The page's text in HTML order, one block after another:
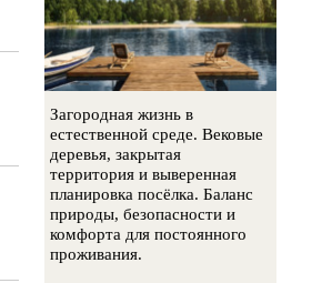
Загородная жизнь в
естественной среде. Вековые
деревья, закрытая
территория и выверенная
планировка посёлка. Баланс
природы, безопасности и
комфорта для постоянного
проживания.